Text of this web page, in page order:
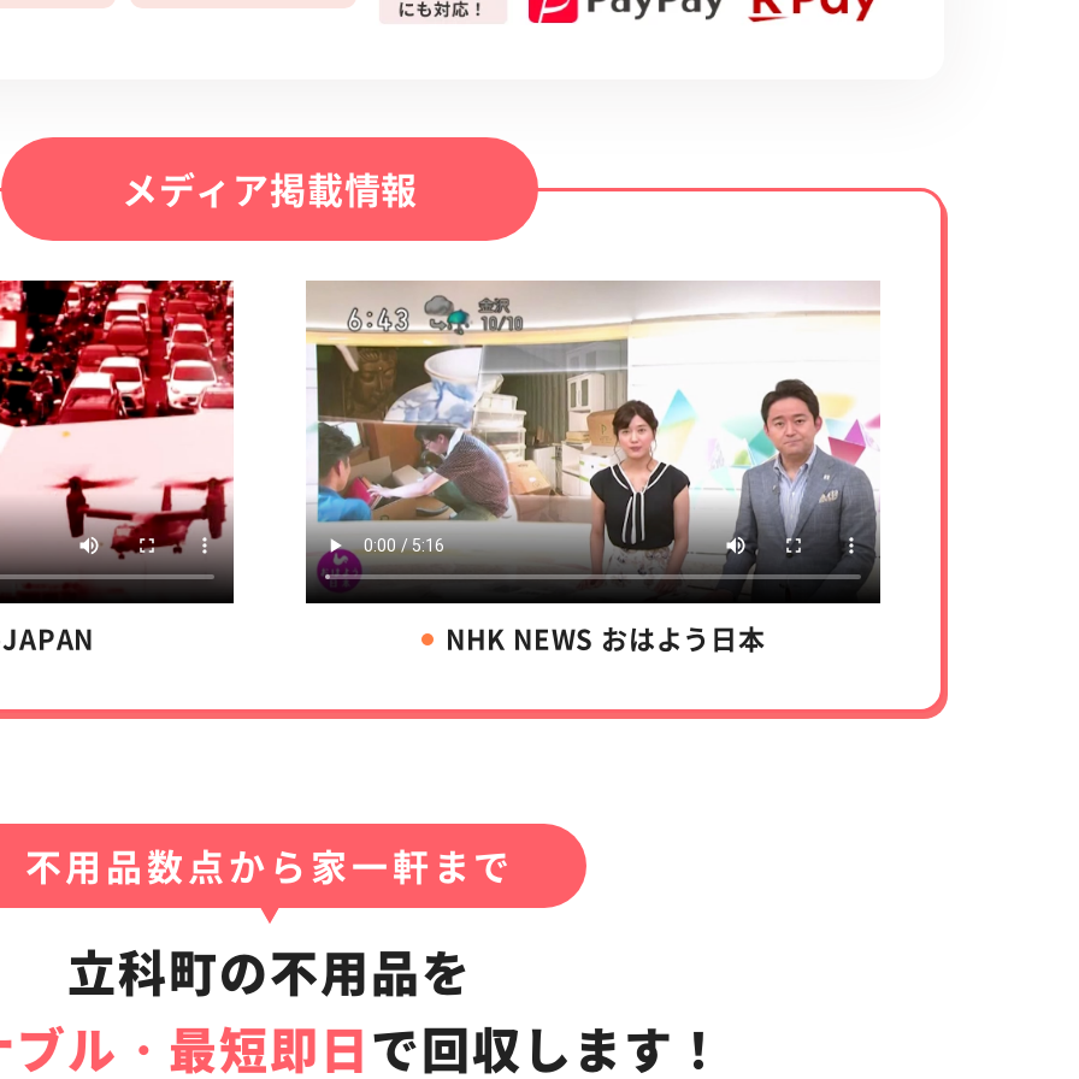
メディア掲載情報
NHK NEWS おはよう日本
不用品数点から家一軒まで
立科町の不用品を
ル・最短即日で回収します！